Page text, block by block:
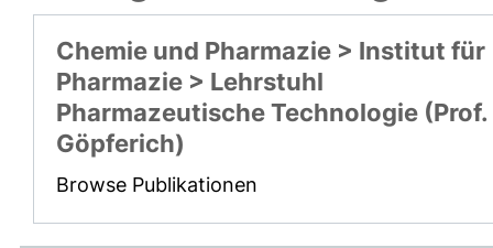
Chemie und Pharmazie > Institut für
Pharmazie > Lehrstuhl
Pharmazeutische Technologie (Prof.
Göpferich)
Browse Publikationen